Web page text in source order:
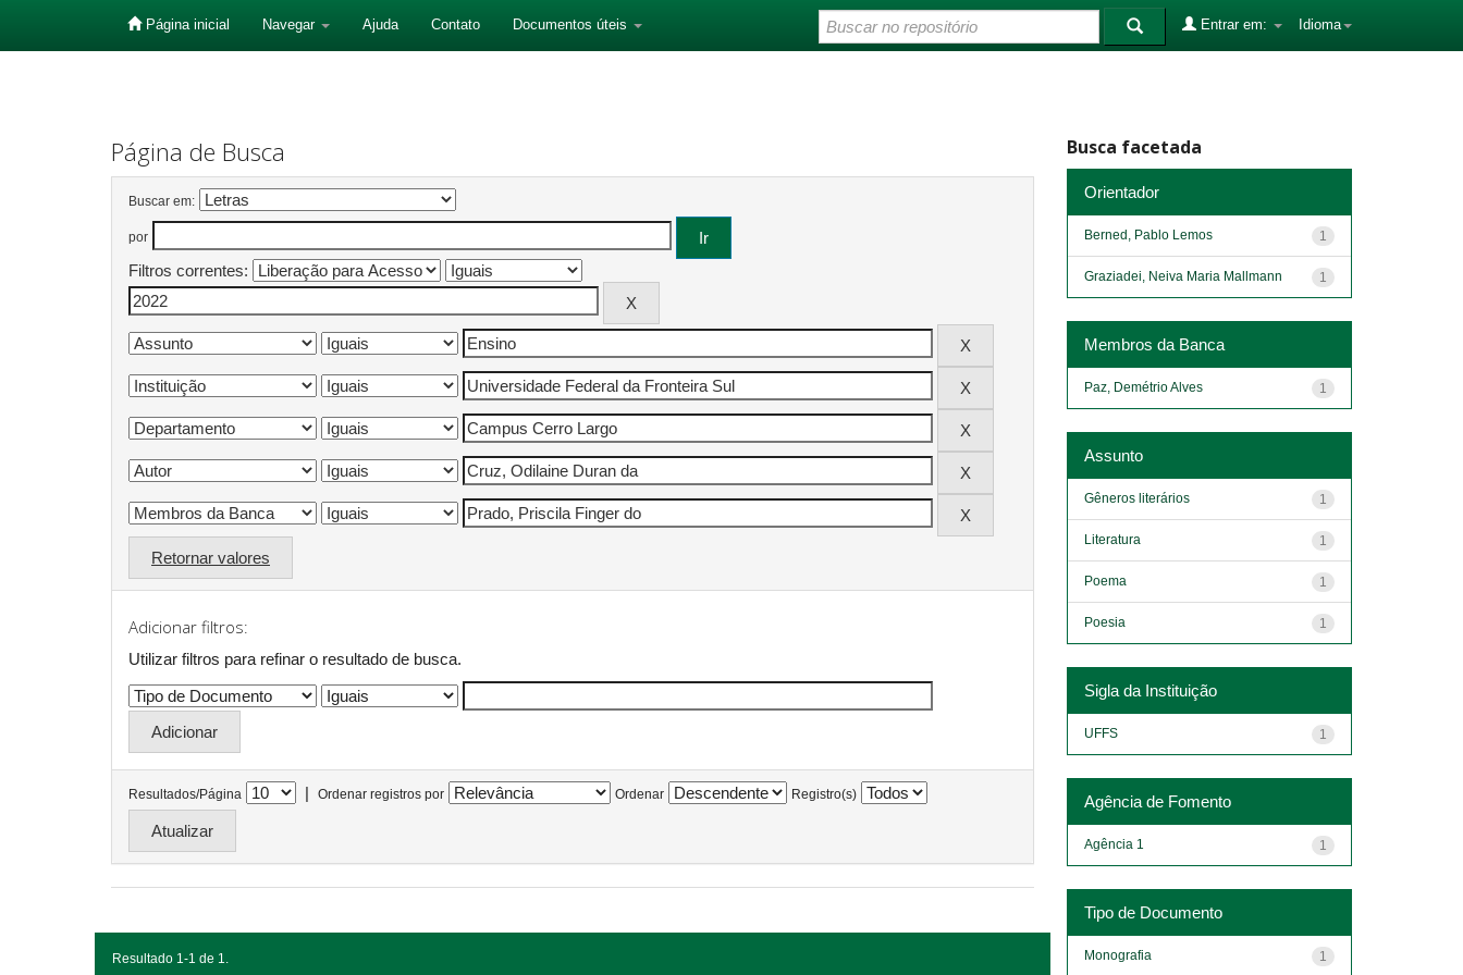
Página inicial Navegar Ajuda Contato Documentos úteis Idioma
Entrar em:
Página de Busca
Buscar em:
por
Filtros correntes:
Retornar valores
Adicionar filtros:
Utilizar filtros para refinar o resultado de busca.
Resultados/Página | Ordenar registros por Ordenar Registro(s)
Resultado 1-1 de 1.
Busca facetada
Orientador
1
Berned, Pablo Lemos
1
Graziadei, Neiva Maria Mallmann
Membros da Banca
1
Paz, Demétrio Alves
Assunto
1
Gêneros literários
1
Literatura
1
Poema
1
Poesia
Sigla da Instituição
1
UFFS
Agência de Fomento
1
Agência 1
Tipo de Documento
1
Monografia